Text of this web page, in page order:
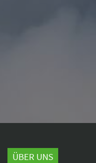
ÜBER UNS